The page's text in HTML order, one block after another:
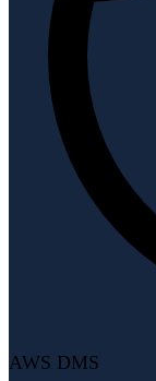
AWS DMS